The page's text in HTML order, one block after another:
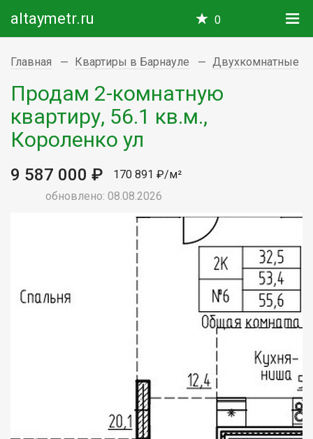
altaymetr.ru 0
Главная Квартиры в Барнауле Двухкомнатные
Продам 2-комнатную
квартиру, 56.1 кв.м.,
Короленко ул
9 587 000 ₽
170 891 ₽/м²
обновлено: 08.08.2026